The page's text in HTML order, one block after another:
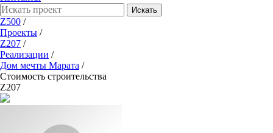
Искать
Z500 /
Проекты /
Z207 /
Реализации /
Дом мечты Марата /
Стоимость строительства
Z207